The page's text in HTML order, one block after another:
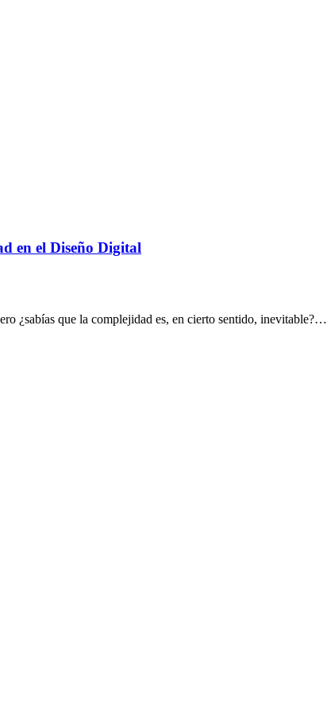
en el Diseño Digital
¿sabías que la complejidad es, en cierto sentido, inevitable?…